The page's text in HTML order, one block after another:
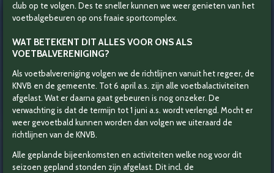
club op te volgen. Des te sneller kunnen we weer genieten van het
voetbalgebeuren op ons fraaie sportcomplex.
WAT BETEKENT DIT ALLES VOOR ONS ALS
VOETBALVERENIGING?
Als voetbalvereniging volgen we de richtlijnen vanuit het regeer, de
KNVB en de gemeente. Tot 6 april a.s. zijn alle voetbalactiviteiten
afgelast. Wat er daarna gaat gebeuren is nog onzeker. De
verwachting is dat de termijn tot 1 juni a.s. wordt verlengd. Mocht er
weer gevoetbald kunnen worden dan volgen we uiteraard de
richtlijnen van de KNVB.
Alle geplande bijeenkomsten en activiteiten welke nog voor dit
seizoen gepland stonden zijn afgelast. Dit incl. de